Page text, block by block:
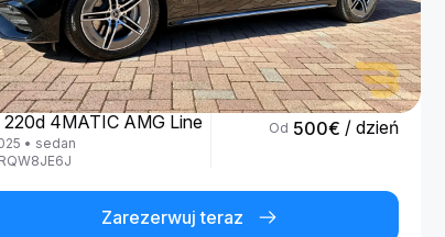
Benz
220d 4MATIC AMG Line
• sedan
RQW8JE6J
Od 500€ / dzień
Zarezerwuj teraz